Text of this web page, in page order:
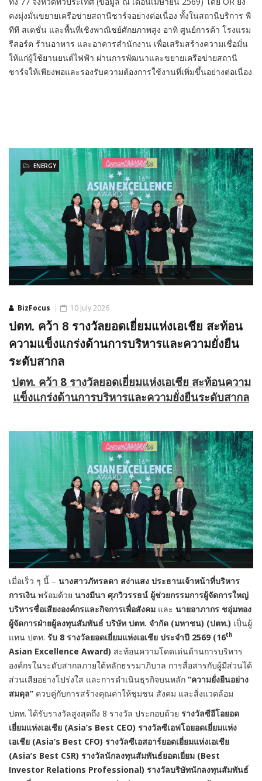
คงมุ่งมั่นขยายเครือข่ายสถานีชาร์จอย่างต่อเนื่อง ทั้งในสถานีบริการ พี
ทีที สเตชั่น และพื้นที่เชิงพาณิชย์ศักยภาพสูง อาทิ ศูนย์การค้า โรงแรม
รีสอร์ต ร้านอาหาร และอาคารสำนักงาน เพื่อเสริมสร้างความเชื่อมั่น
ให้แก่ผู้ใช้ยานยนต์ไฟฟ้า ผ่านการพัฒนาและขยายเครือข่ายสถานี
ชาร์จให้เพียงพอและรองรับความต้องการใช้งานที่เพิ่มขึ้นอย่างต่อเนื่อง
BizFocus
ENERGY
10 July 2026
ปตท. คว้า 8 รางวัลยอดเยี่ยมแห่งเอเชีย สะท้อน
ความแข็งแกร่งด้านการบริหารและความยั่งยืน
ระดับสากล
ปตท. คว้า 8 รางวัลยอดเยี่ยมแห่งเอเชีย สะท้อนความ
แข็งแกร่งด้านการบริหารและความยั่งยืนระดับสากล
เมื่อเร็ว ๆ นี้ – นางสาวภัทรลดา สง่าแสง ประธานเจ้าหน้าที่บริหาร
การเงิน พร้อมด้วย นางมีนา ศุภวิวรรธน์ ผู้ช่วยกรรมการผู้จัดการใหญ่
บริหารชื่อเสียงองค์กรและกิจการเพื่อสังคม และ นายอาภากร ชอุ่มทอง
ผู้จัดการฝ่ายผู้ลงทุนสัมพันธ์ บริษัท ปตท. จำกัด (มหาชน) (ปตท.) เป็นผู้
แทน ปตท. รับ 8 รางวัลยอดเยี่ยมแห่งเอเชีย ประจำปี 2569 (16th
Asian Excellence Award) สะท้อนความโดดเด่นด้านการบริหาร
องค์กรในระดับสากลภายใต้หลักธรรมาภิบาล การสื่อสารกับผู้มีส่วนได้
ส่วนเสียอย่างโปร่งใส และการดำเนินธุรกิจบนหลัก “ความยั่งยืนอย่าง
สมดุล” ควบคู่กับการสร้างคุณค่าให้ชุมชน สังคม และสิ่งแวดล้อม
ปตท. ได้รับรางวัลสูงสุดถึง 8 รางวัล ประกอบด้วย รางวัลซีอีโอยอด
เยี่ยมแห่งเอเชีย (Asia’s Best CEO) รางวัลซีเอฟโอยอดเยี่ยมแห่ง
เอเชีย (Asia’s Best CFO) รางวัลซีเอสอาร์ยอดเยี่ยมแห่งเอเชีย
(Asia’s Best CSR) รางวัลนักลงทุนสัมพันธ์ยอดเยี่ยม (Best
Investor Relations Professional) รางวัลบริษัทนักลงทุนสัมพันธ์